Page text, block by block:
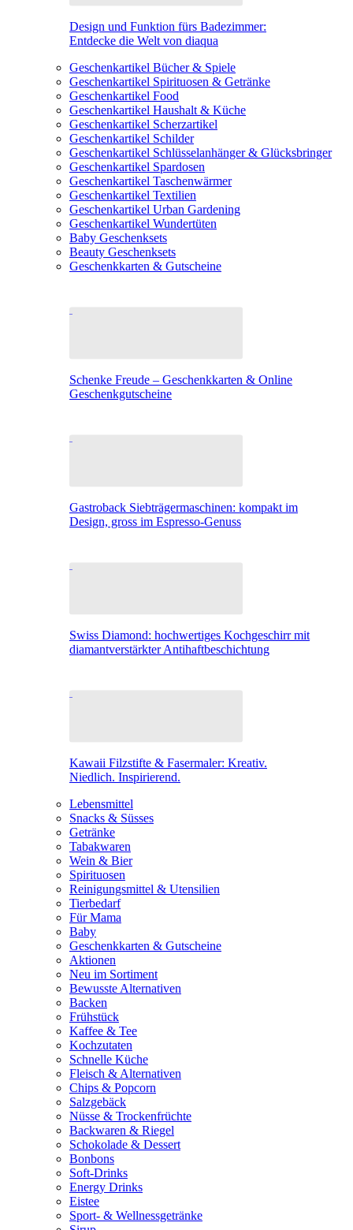
Design und Funktion fürs Badezimmer:
Entdecke die Welt von diaqua
Geschenkartikel Bücher & Spiele
Geschenkartikel Spirituosen & Getränke
Geschenkartikel Food
Geschenkartikel Haushalt & Küche
Geschenkartikel Scherzartikel
Geschenkartikel Schilder
Geschenkartikel Schlüsselanhänger & Glücksbringer
Geschenkartikel Spardosen
Geschenkartikel Taschenwärmer
Geschenkartikel Textilien
Geschenkartikel Urban Gardening
Geschenkartikel Wundertüten
Baby Geschenksets
Beauty Geschenksets
Geschenkkarten & Gutscheine
Schenke Freude – Geschenkkarten & Online
Geschenkgutscheine
Gastroback Siebträgermaschinen: kompakt im
Design, gross im Espresso-Genuss
Swiss Diamond: hochwertiges Kochgeschirr mit
diamantverstärkter Antihaftbeschichtung
Kawaii Filzstifte & Fasermaler: Kreativ.
Niedlich. Inspirierend.
Lebensmittel
Snacks & Süsses
Getränke
Tabakwaren
Wein & Bier
Spirituosen
Reinigungsmittel & Utensilien
Tierbedarf
Für Mama
Baby
Geschenkkarten & Gutscheine
Aktionen
Neu im Sortiment
Bewusste Alternativen
Backen
Frühstück
Kaffee & Tee
Kochzutaten
Schnelle Küche
Fleisch & Alternativen
Chips & Popcorn
Salzgebäck
Nüsse & Trockenfrüchte
Backwaren & Riegel
Schokolade & Dessert
Bonbons
Soft-Drinks
Energy Drinks
Eistee
Sport- & Wellnessgetränke